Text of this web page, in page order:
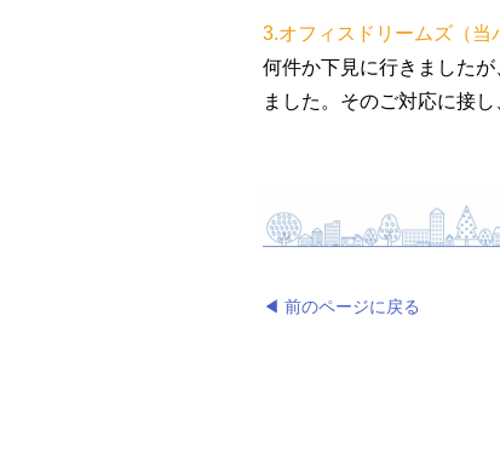
3.オフィスドリームズ（当
何件か下見に行きました
ました。そのご対応に接
◀ 前のページに戻る